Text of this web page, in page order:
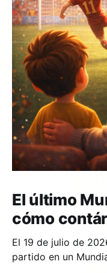
El último
cómo
El 19 de julio de
partido en un Mundial. Lo